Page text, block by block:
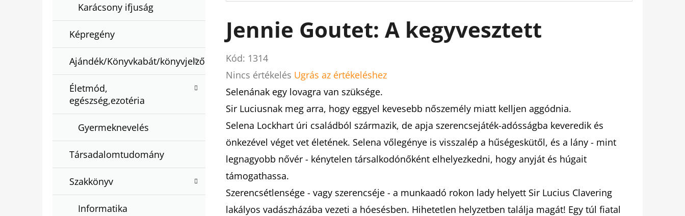
Karácsony ifjuság
Képregény
Ajándék/Könyvkabát/könyvjelző
Életmód,
egészség,ezotéria
Gyermeknevelés
Társadalomtudomány
Szakkönyv
Informatika
Jennie Goutet: A kegyvesztett
Kód: 1314
A
termék
átlagos
értékelése
5-
ből
0,0
csillag.
Nincs értékelés Ugrás az értékeléshez
Selenának egy lovagra van szüksége.
Sir Luciusnak meg arra, hogy eggyel kevesebb nőszemély miatt kelljen aggódnia.
Selena Lockhart úri családból származik, de apja szerencsejáték-adósságba keveredik és
önkezével véget vet életének. Selena vőlegénye is visszalép a hűségeskütől, és a lány - mint
legnagyobb nővér - kénytelen társalkodónőként elhelyezkedni, hogy anyját és húgait
támogathassa.
Szerencsétlensége - vagy szerencséje - a munkaadó rokon lady helyett Sir Lucius Clavering
lakályos vadászházába vezeti a hóesésben. Hihetetlen helyzetben találja magát! Egy túl fiatal